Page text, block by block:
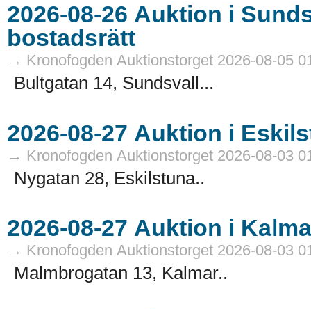
2026-08-26 Auktion i Sundsvall - Fastigheter och
bostadsrätt
→ Kronofogden Auktionstorget 2026-08-05
Bultgatan 14, Sundsvall...
→ Kronofogden Auktionstorget 2026-08-03
Nygatan 28, Eskilstuna..
→ Kronofogden Auktionstorget 2026-08-03
Malmbrogatan 13, Kalmar..